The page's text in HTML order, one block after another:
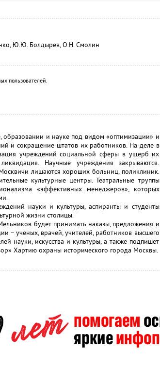
Ю.Ю. Болдырев, О.Н. Смолин
пользователей.
образовании и науке под видом «оптимизации» и
и сокращение штатов их работников. На деле в
учреждений социальной сферы в ущерб их
Научные учреждения закрываются.
лишаются хороших больниц, поликлиник.
культурные центры. Театральные труппы
«эффективных менеджеров», которых
науки и культуры, аспиранты и студенты
жизни столицы.
будет принимать наказы, предложения и
– ученых, врачей, учителей, работников высшего
науки, искусства и культуры, а также подпишет
Хартию охраны исторического города Москвы.